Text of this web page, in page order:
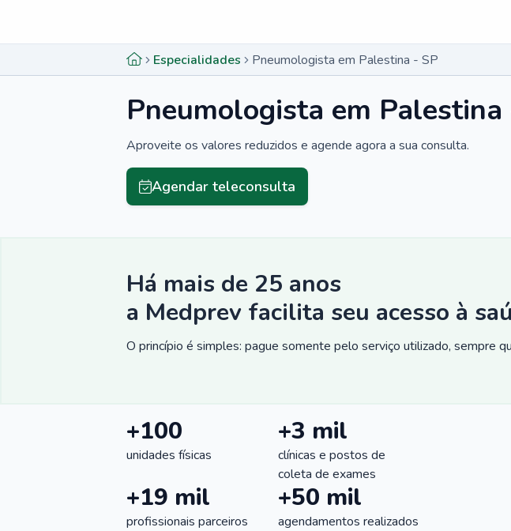
Especialidades Pneumologista em Palestina - SP
Pneumologista em Palestina
Aproveite os valores reduzidos e agende agora a sua consulta.
Agendar teleconsulta
Há mais de 25 anos
a Medprev facilita seu acesso à
O princípio é simples: pague somente pelo serviço utilizado, sempre
+100
unidades físicas
+3 mil
clínicas e postos de
coleta de exames
+19 mil
profissionais parceiros
+50 mil
agendamentos realizados